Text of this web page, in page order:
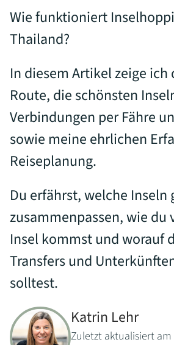
Wie funktioniert
Thailand?
In diesem Artikel zeige ich
Route, die schönsten
Verbindungen per Fähre
sowie meine ehrlichen
Reiseplanung.
Du erfährst, welche Inseln
zusammenpassen, wie du
Insel kommst und worauf
Transfers und
solltest.
Katrin Lehr
Zuletzt aktualisiert am